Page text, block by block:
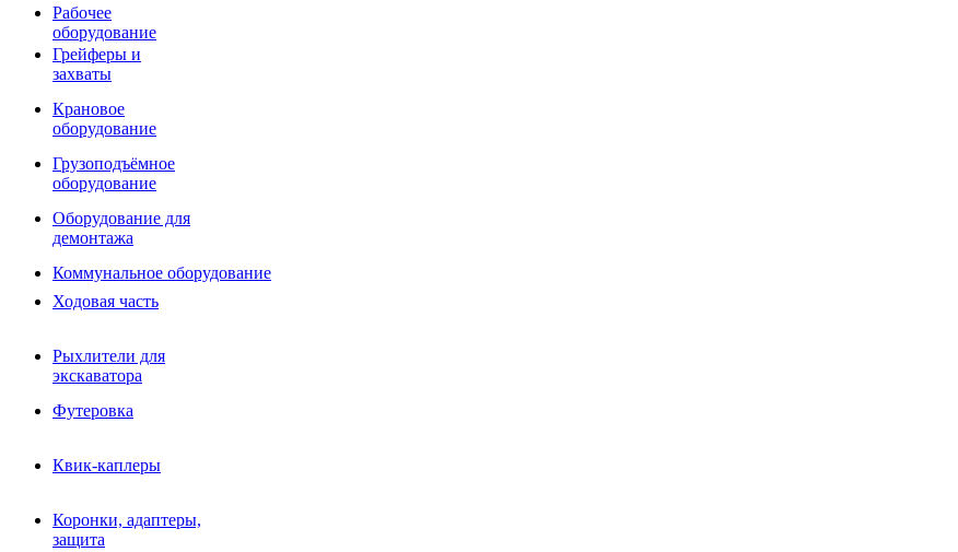
Ковши дробильные роторные
Сортировочные ковши барабанные
Сортировочные ковши вальцовые
Фрезы роторные
Фрезы дисковые
Траншеекопатели
Просеивающие ковши для фронтальных погрузчиков
Распределители асфальта
Переходные плиты
Гидроразводка
РВД
Сваерезки
Как выбрать гидромолот
Рабочее
оборудование
Грейферы и
захваты
Крановое
оборудование
Грузоподъёмное
оборудование
Оборудование для
демонтажа
Коммунальное оборудование
Ходовая часть
Рыхлители для
экскаватора
Футеровка
Квик-каплеры
Коронки, адаптеры,
защита